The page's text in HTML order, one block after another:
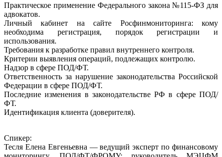
Практическое применение Федерального закона №115-ФЗ для
адвокатов.
Личный кабинет на сайте Росфинмониторинга: кому
необходима регистрация, порядок регистрации и
использования.
Требования к разработке правил внутреннего контроля.
Критерии выявления операций, подлежащих контролю.
Надзор в сфере ПОД/ФТ.
Ответственность за нарушение законодательства Российской
Федерации в сфере ПОД/ФТ.
Последние изменения в законодательстве РФ в сфере ПОД/
ФТ.
Идентификация клиента (доверителя).
Спикер:
Тесля Елена Евгеньевна — ведущий эксперт по финансовому